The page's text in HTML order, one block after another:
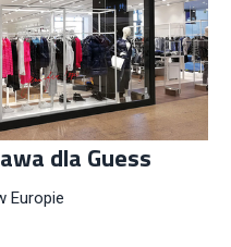
dla Guess
Europie